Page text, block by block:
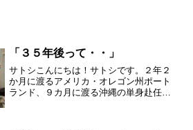
「３５年後って・・」
サトシこんにちは！サトシです。２年２
か月に渡るアメリカ・オレゴン州ポート
ランド、９カ月に渡る沖縄の単身赴任の